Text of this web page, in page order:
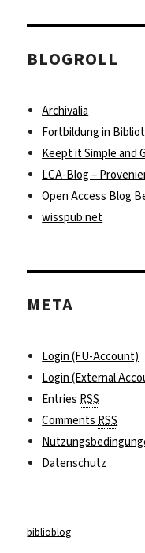
BLOGROLL
Archivalia
Fortbildung in
Keept it Simple and
LCA-Blog –
Open Access Blog
wisspub.net
META
Login (FU-Account)
Login (External
EntriesRSS
CommentsRSS
Datenschutz
biblioblog